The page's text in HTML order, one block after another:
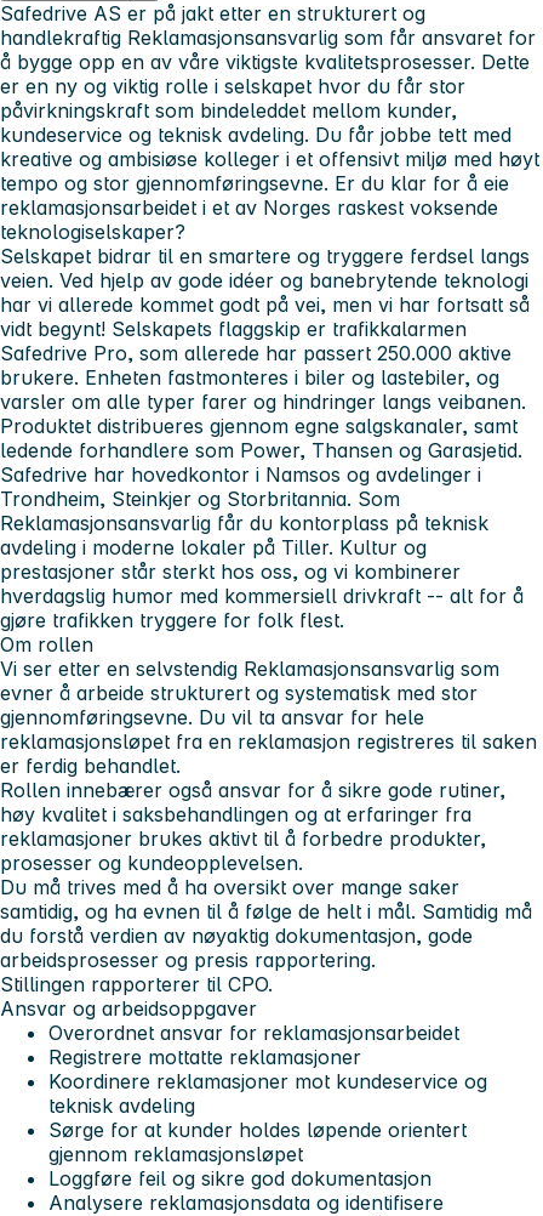
Safedrive AS er på jakt etter en strukturert og
handlekraftig Reklamasjonsansvarlig som får ansvaret for
å bygge opp en av våre viktigste kvalitetsprosesser. Dette
er en ny og viktig rolle i selskapet hvor du får stor
påvirkningskraft som bindeleddet mellom kunder,
kundeservice og teknisk avdeling. Du får jobbe tett med
kreative og ambisiøse kolleger i et offensivt miljø med høyt
tempo og stor gjennomføringsevne. Er du klar for å eie
reklamasjonsarbeidet i et av Norges raskest voksende
teknologiselskaper?
Selskapet bidrar til en smartere og tryggere ferdsel langs
veien. Ved hjelp av gode idéer og banebrytende teknologi
har vi allerede kommet godt på vei, men vi har fortsatt så
vidt begynt! Selskapets flaggskip er trafikkalarmen
Safedrive Pro, som allerede har passert 250.000 aktive
brukere. Enheten fastmonteres i biler og lastebiler, og
varsler om alle typer farer og hindringer langs veibanen.
Produktet distribueres gjennom egne salgskanaler, samt
ledende forhandlere som Power, Thansen og Garasjetid.
Safedrive har hovedkontor i Namsos og avdelinger i
Trondheim, Steinkjer og Storbritannia. Som
Reklamasjonsansvarlig får du kontorplass på teknisk
avdeling i moderne lokaler på Tiller. Kultur og
prestasjoner står sterkt hos oss, og vi kombinerer
hverdagslig humor med kommersiell drivkraft -- alt for å
gjøre trafikken tryggere for folk flest.
Om rollen
Vi ser etter en selvstendig Reklamasjonsansvarlig som
evner å arbeide strukturert og systematisk med stor
gjennomføringsevne. Du vil ta ansvar for hele
reklamasjonsløpet fra en reklamasjon registreres til saken
er ferdig behandlet.
Rollen innebærer også ansvar for å sikre gode rutiner,
høy kvalitet i saksbehandlingen og at erfaringer fra
reklamasjoner brukes aktivt til å forbedre produkter,
prosesser og kundeopplevelsen.
Du må trives med å ha oversikt over mange saker
samtidig, og ha evnen til å følge de helt i mål. Samtidig må
du forstå verdien av nøyaktig dokumentasjon, gode
arbeidsprosesser og presis rapportering.
Stillingen rapporterer til CPO.
Ansvar og arbeidsoppgaver
Overordnet ansvar for reklamasjonsarbeidet
Registrere mottatte reklamasjoner
Koordinere reklamasjoner mot kundeservice og
teknisk avdeling
Sørge for at kunder holdes løpende orientert
gjennom reklamasjonsløpet
Loggføre feil og sikre god dokumentasjon
Analysere reklamasjonsdata og identifisere